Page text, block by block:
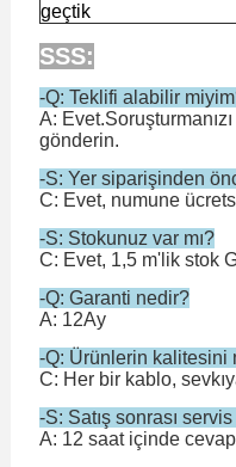
geçtik
SSS:
-Q: Teklifi alabilir
A:
gönderin.
-S: Yer siparişinden
C: Evet, numune
-S: Stokunuz var mı?
C: Evet, 1,5 m'lik stok
-Q: Garanti nedir?
A: 12Ay
-Q: Ürünlerin kalitesini
C: Her bir kablo,
-S: Satış sonrası
A: 12 saat içinde